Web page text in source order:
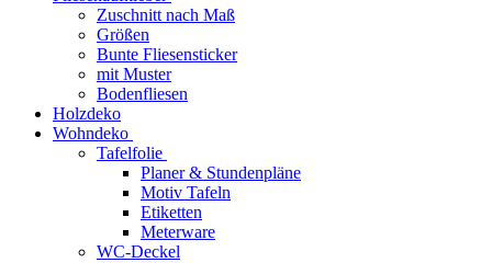
Zuschnitt nach Maß
Größen
Bunte Fliesensticker
mit Muster
Bodenfliesen
Holzdeko
Wohndeko
Tafelfolie
Planer & Stundenpläne
Motiv Tafeln
Etiketten
Meterware
WC-Deckel